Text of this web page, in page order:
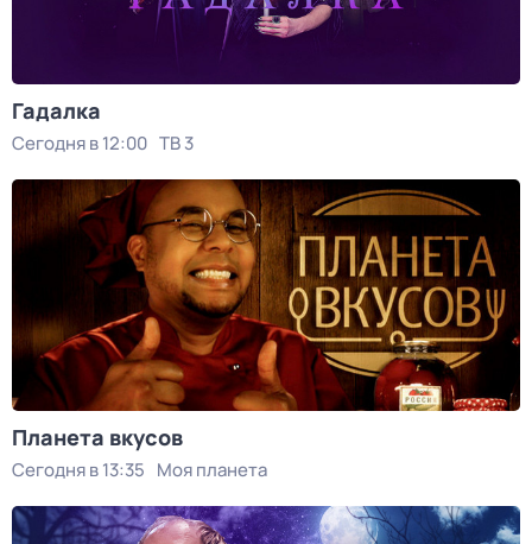
Гадалка
Сегодня в 12:00 ТВ 3
Планета вкусов
Сегодня в 13:35 Моя планета